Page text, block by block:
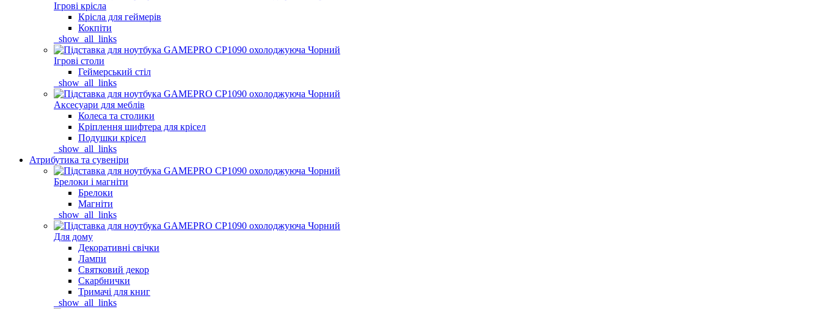
Ігрові крісла
Крісла для геймерів
Кокпіти
_show_all_links
Ігрові столи
Геймерський стіл
_show_all_links
Аксесуари для меблів
Колеса та столики
Кріплення шифтера для крісел
Подушки крісел
_show_all_links
Атрибутика та сувеніри
Брелоки і магніти
Брелоки
Магніти
_show_all_links
Для дому
Декоративні свічки
Лампи
Святковий декор
Скарбнички
Тримачі для книг
_show_all_links